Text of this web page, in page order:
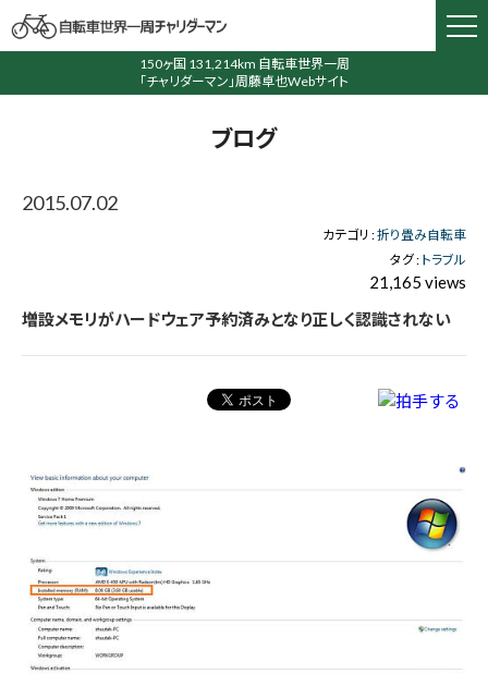
150ヶ国 131,214km 自転車世界一周
「チャリダーマン」周藤卓也Webサイト
ブログ
2015.07.02
カテゴリ :折り畳み自転車
タグ : トラブル
21,165 views
増設メモリがハードウェア予約済みとなり正しく認識されない